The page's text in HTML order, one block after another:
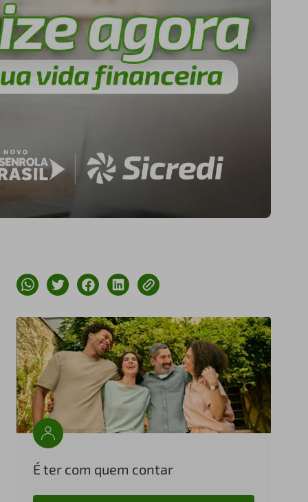
É ter com quem contar